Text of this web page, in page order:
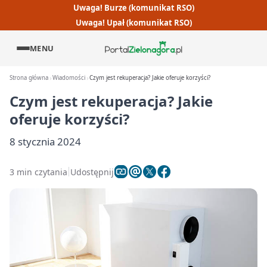
Uwaga! Burze (komunikat RSO)
Uwaga! Upał (komunikat RSO)
MENU
Strona główna Wiadomości Czym jest rekuperacja? Jakie oferuje korzyści?
Czym jest rekuperacja? Jakie
oferuje korzyści?
8 stycznia 2024
3 min czytania Udostępnij